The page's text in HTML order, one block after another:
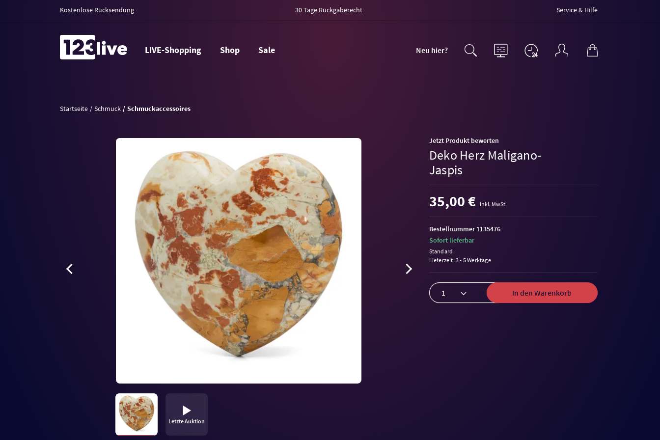
Kostenlose Rücksendung 30 Tage Rückgaberecht Service & Hilfe
LIVE-Shopping Shop Sale Neu hier?
Startseite Schmuck Schmuckaccessoires
Letzte Auktion
Jetzt Produkt bewerten
Deko Herz Maligano-
Jaspis
35,00 € inkl. MwSt.
In den Warenkorb
Bestellnummer 1135476
Sofort lieferbar
Standard
Lieferzeit: 3 - 5 Werktage